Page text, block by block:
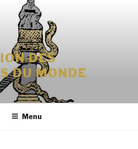
DES
DU MONDE
Menu